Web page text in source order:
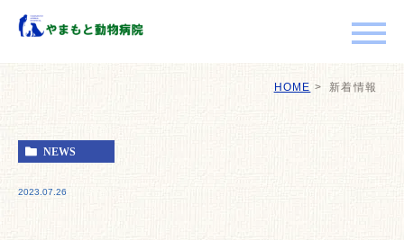
HOME 新着情報
NEWS
2023.07.26